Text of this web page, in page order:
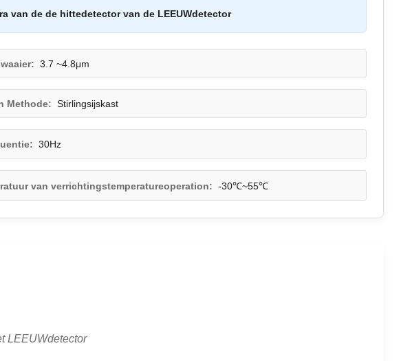
van de de hittedetector van de LEEUWdetector
3.7 ~4.8μm
Methode: Stirlingsijskast
30Hz
van verrichtingstemperatureoperation: -30℃~55℃
LEEUWdetector